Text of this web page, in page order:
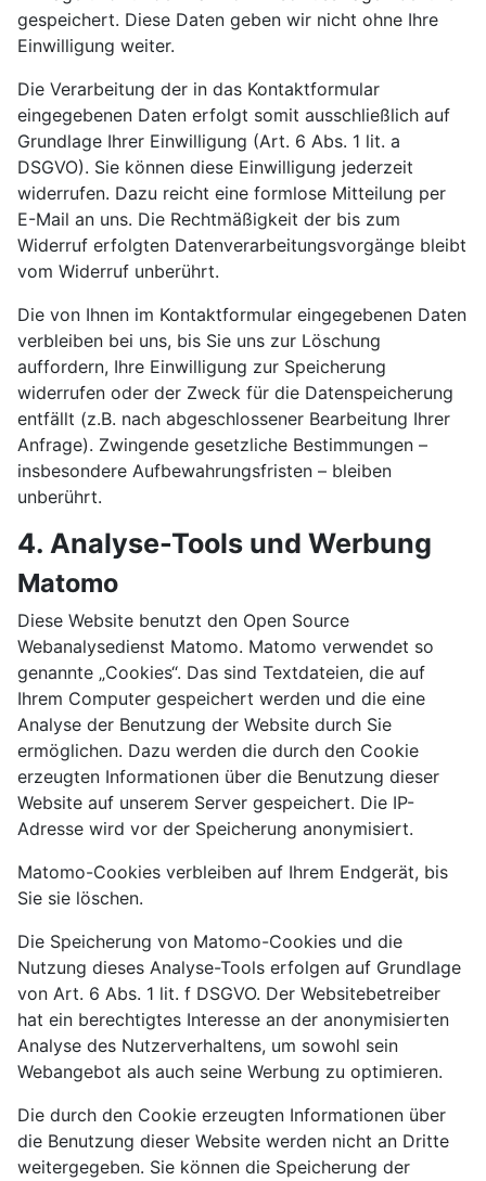
gespeichert. Diese Daten geben wir nicht ohne Ihre
Einwilligung weiter.
Die Verarbeitung der in das Kontaktformular
eingegebenen Daten erfolgt somit ausschließlich auf
Grundlage Ihrer Einwilligung (Art. 6 Abs. 1 lit. a
DSGVO). Sie können diese Einwilligung jederzeit
widerrufen. Dazu reicht eine formlose Mitteilung per
E-Mail an uns. Die Rechtmäßigkeit der bis zum
Widerruf erfolgten Datenverarbeitungsvorgänge bleibt
vom Widerruf unberührt.
Die von Ihnen im Kontaktformular eingegebenen Daten
verbleiben bei uns, bis Sie uns zur Löschung
auffordern, Ihre Einwilligung zur Speicherung
widerrufen oder der Zweck für die Datenspeicherung
entfällt (z.B. nach abgeschlossener Bearbeitung Ihrer
Anfrage). Zwingende gesetzliche Bestimmungen –
insbesondere Aufbewahrungsfristen – bleiben
unberührt.
4. Analyse-Tools und Werbung
Matomo
Diese Website benutzt den Open Source
Webanalysedienst Matomo. Matomo verwendet so
genannte „Cookies“. Das sind Textdateien, die auf
Ihrem Computer gespeichert werden und die eine
Analyse der Benutzung der Website durch Sie
ermöglichen. Dazu werden die durch den Cookie
erzeugten Informationen über die Benutzung dieser
Website auf unserem Server gespeichert. Die IP-
Adresse wird vor der Speicherung anonymisiert.
Matomo-Cookies verbleiben auf Ihrem Endgerät, bis
Sie sie löschen.
Die Speicherung von Matomo-Cookies und die
Nutzung dieses Analyse-Tools erfolgen auf Grundlage
von Art. 6 Abs. 1 lit. f DSGVO. Der Websitebetreiber
hat ein berechtigtes Interesse an der anonymisierten
Analyse des Nutzerverhaltens, um sowohl sein
Webangebot als auch seine Werbung zu optimieren.
Die durch den Cookie erzeugten Informationen über
die Benutzung dieser Website werden nicht an Dritte
weitergegeben. Sie können die Speicherung der